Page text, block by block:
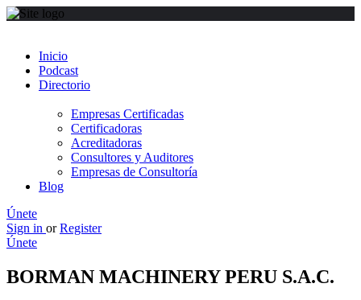
Inicio
Podcast
Directorio
Empresas Certificadas
Certificadoras
Acreditadoras
Consultores y Auditores
Empresas de Consultoría
Blog
Únete
Sign in or Register
Únete
BORMAN MACHINERY PERU S.A.C.